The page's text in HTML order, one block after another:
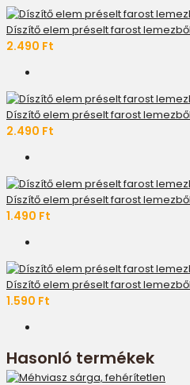
Díszítő elem préselt farost
2.490 Ft
Díszítő elem préselt farost
2.490 Ft
Díszítő elem préselt farost
1.490 Ft
Díszítő elem préselt farost
1.590 Ft
Hasonló termékek